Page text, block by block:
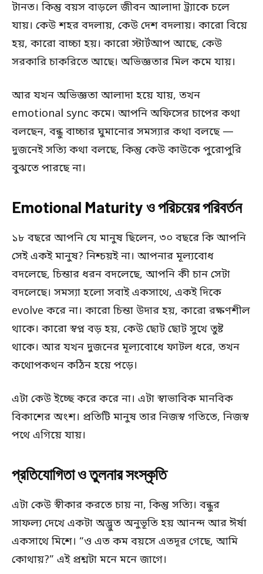
টানত। কিন্তু বয়স বাড়লে জীবন আলাদা ট্র্যাকে চলে
যায়। কেউ শহর বদলায়, কেউ দেশ বদলায়। কারো বিয়ে
হয়, কারো বাচ্চা হয়। কারো স্টার্টআপ আছে, কেউ
সরকারি চাকরিতে আছে। অভিজ্ঞতার মিল কমে যায়।
আর যখন অভিজ্ঞতা আলাদা হয়ে যায়, তখন
emotional sync কমে। আপনি অফিসের চাপের কথা
বলছেন, বন্ধু বাচ্চার ঘুমানোর সমস্যার কথা বলছে —
দুজনেই সত্যি কথা বলছে, কিন্তু কেউ কাউকে পুরোপুরি
বুঝতে পারছে না।
Emotional Maturity ও পরিচয়ের পরিবর্তন
১৮ বছরে আপনি যে মানুষ ছিলেন, ৩০ বছরে কি আপনি
সেই একই মানুষ? নিশ্চয়ই না। আপনার মূল্যবোধ
বদলেছে, চিন্তার ধরন বদলেছে, আপনি কী চান সেটা
বদলেছে। সমস্যা হলো সবাই একসাথে, একই দিকে
evolve করে না। কারো চিন্তা উদার হয়, কারো রক্ষণশীল
থাকে। কারো স্বপ্ন বড় হয়, কেউ ছোট ছোট সুখে তুষ্ট
থাকে। আর যখন দুজনের মূল্যবোধে ফাটল ধরে, তখন
কথোপকথন কঠিন হয়ে পড়ে।
এটা কেউ ইচ্ছে করে করে না। এটা স্বাভাবিক মানবিক
বিকাশের অংশ। প্রতিটি মানুষ তার নিজস্ব গতিতে, নিজস্ব
পথে এগিয়ে যায়।
প্রতিযোগিতা ও তুলনার সংস্কৃতি
এটা কেউ স্বীকার করতে চায় না, কিন্তু সত্যি। বন্ধুর
সাফল্য দেখে একটা অদ্ভুত অনুভূতি হয় আনন্দ আর ঈর্ষা
একসাথে মিশে। “ও এত কম বয়সে এতদূর গেছে, আমি
কোথায়?” এই প্রশ্নটা মনে মনে জাগে।